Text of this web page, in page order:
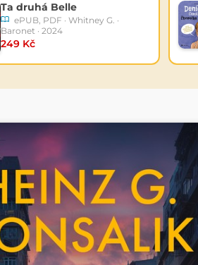
Ta druhá Belle
ePUB, PDF · Whitney G. ·
Baronet · 2024
249 Kč